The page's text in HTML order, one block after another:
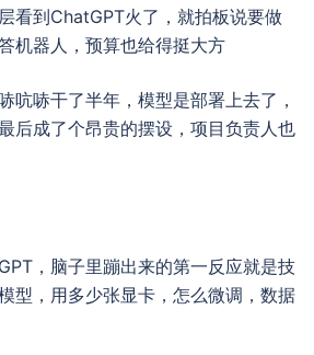
看到ChatGPT火了，就拍板说要做
机器人，预算也给得挺大方
吭哧干了半年，模型是部署上去了，
后成了个昂贵的摆设，项目负责人也
，脑子里蹦出来的第一反应就是技
型，用多少张显卡，怎么微调，数据